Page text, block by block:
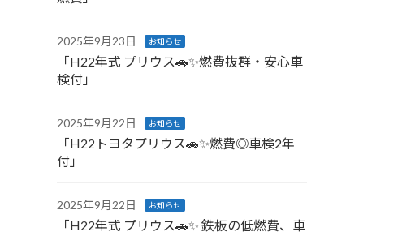
2025年9月23日 お知らせ
「H22年式 プリウス🚗✨燃費抜群・安心車
検付」
2025年9月22日 お知らせ
「H22トヨタプリウス🚗✨燃費◎車検2年
付」
2025年9月22日 お知らせ
「H22年式 プリウス🚗✨ 鉄板の低燃費、車